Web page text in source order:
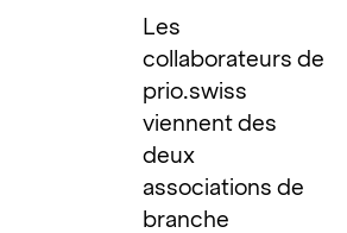
Les
collaborateurs de
prio.swiss
viennent des
deux
associations de
branche